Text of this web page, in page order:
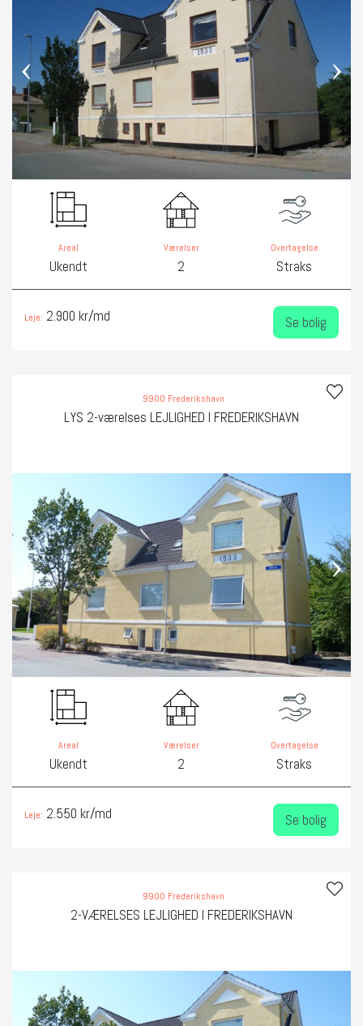
‹ ›
Areal
Ukendt
Værelser
2
Overtagelse
Straks
Leje: 2.900 kr/md Se bolig
9900 Frederikshavn
LYS 2-værelses LEJLIGHED I FREDERIKSHAVN
‹ ›
Areal
Ukendt
Værelser
2
Overtagelse
Straks
Leje: 2.550 kr/md Se bolig
9900 Frederikshavn
2-VÆRELSES LEJLIGHED I FREDERIKSHAVN